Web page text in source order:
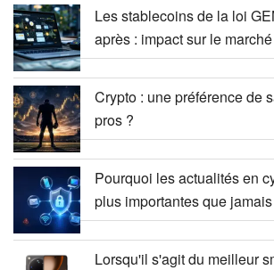
Les stablecoins de la loi
après : impact sur le marché
Crypto : une préférence de
pros ?
Pourquoi les actualités en
plus importantes que jamais
Lorsqu'il s'agit du meilleur